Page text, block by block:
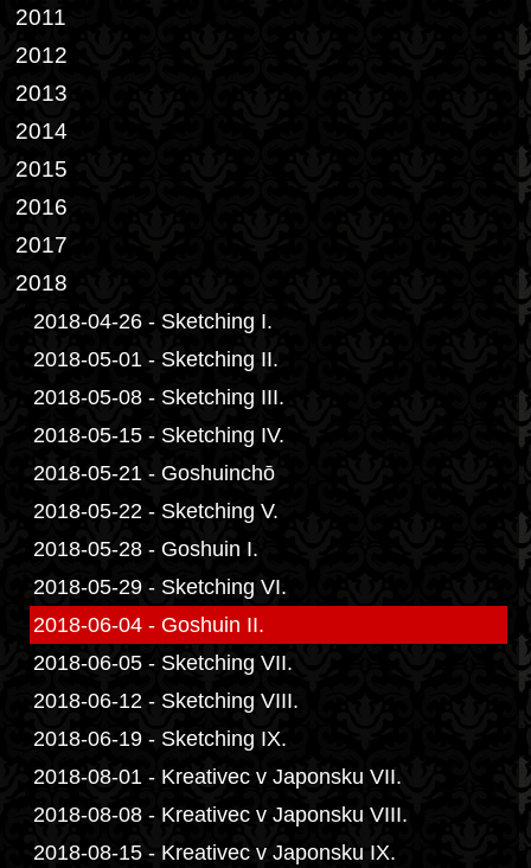
2011
2012
2013
2014
2015
2016
2017
2018
2018-04-26 - Sketching I.
2018-05-01 - Sketching II.
2018-05-08 - Sketching III.
2018-05-15 - Sketching IV.
2018-05-21 - Goshuinchō
2018-05-22 - Sketching V.
2018-05-28 - Goshuin I.
2018-05-29 - Sketching VI.
2018-06-04 - Goshuin II.
2018-06-05 - Sketching VII.
2018-06-12 - Sketching VIII.
2018-06-19 - Sketching IX.
2018-08-01 - Kreativec v Japonsku VII.
2018-08-08 - Kreativec v Japonsku VIII.
2018-08-15 - Kreativec v Japonsku IX.